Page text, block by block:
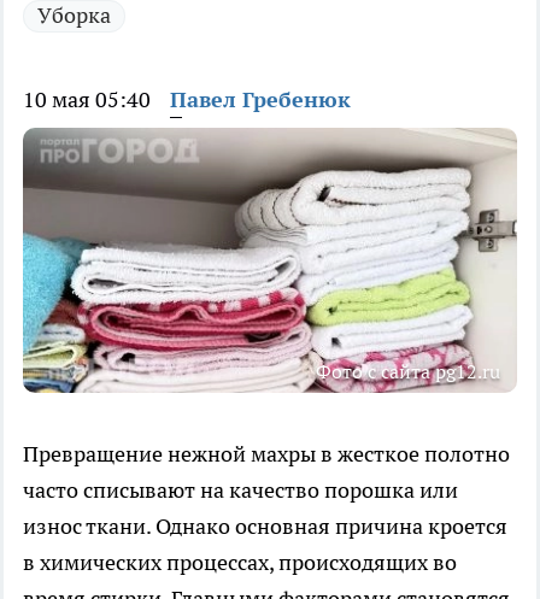
Уборка
10 мая 05:40 Павел Гребенюк
Фото с сайта pg12.ru
Превращение нежной махры в жесткое полотно
часто списывают на качество порошка или
износ ткани. Однако основная причина кроется
в химических процессах, происходящих во